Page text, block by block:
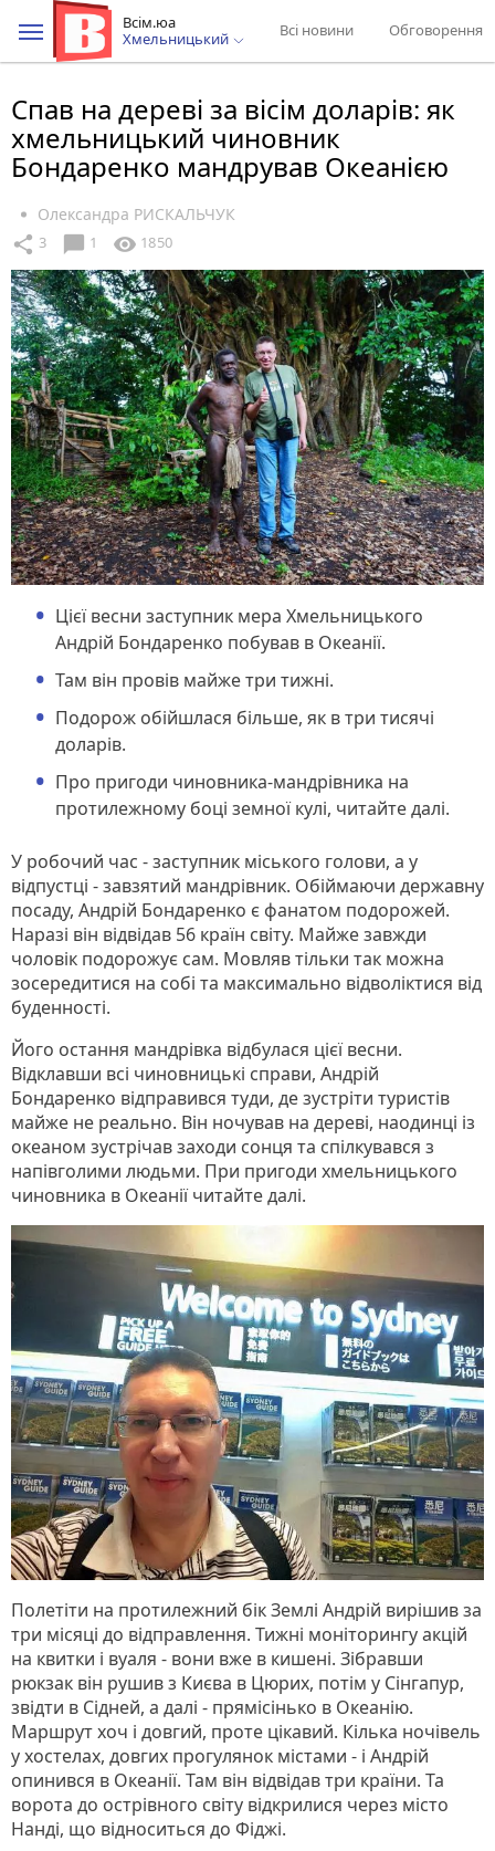
Всім.юа
Хмельницький
Всі новини Обговорення
Спав на дереві за вісім доларів: як
хмельницький чиновник
Бондаренко мандрував Океанією
Олександра РИСКАЛЬЧУК
share 3 chat_bubble 1 visibility 1850
Цієї весни заступник мера Хмельницького
Андрій Бондаренко побував в Океанії.
Там він провів майже три тижні.
Подорож обійшлася більше, як в три тисячі
доларів.
Про пригоди чиновника-мандрівника на
протилежному боці земної кулі, читайте далі.
У робочий час - заступник міського голови, а у
відпустці - завзятий мандрівник. Обіймаючи державну
посаду, Андрій Бондаренко є фанатом подорожей.
Наразі він відвідав 56 країн світу. Майже завжди
чоловік подорожує сам. Мовляв тільки так можна
зосередитися на собі та максимально відволіктися від
буденності.
Його остання мандрівка відбулася цієї весни.
Відклавши всі чиновницькі справи, Андрій
Бондаренко відправився туди, де зустріти туристів
майже не реально. Він ночував на дереві, наодинці із
океаном зустрічав заходи сонця та спілкувався з
напівголими людьми. При пригоди хмельницького
чиновника в Океанії читайте далі.
Полетіти на протилежний бік Землі Андрій вирішив за
три місяці до відправлення. Тижні моніторингу акцій
на квитки і вуаля - вони вже в кишені. Зібравши
рюкзак він рушив з Києва в Цюрих, потім у Сінгапур,
звідти в Сідней, а далі - прямісінько в Океанію.
Маршрут хоч і довгий, проте цікавий. Кілька ночівель
у хостелах, довгих прогулянок містами - і Андрій
опинився в Океанії. Там він відвідав три країни. Та
ворота до острівного світу відкрилися через місто
Нанді, що відноситься до Фіджі.